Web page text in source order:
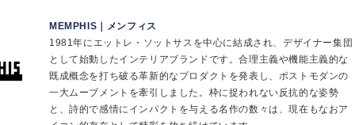
MEMPHIS｜メンフィス
1981年にエットレ・ソットサスを中心に結成され、デザイナー集団
として始動したインテリアブランドです。合理主義や機能主義的な
既成概念を打ち破る革新的なプロダクトを発表し、ポストモダンの
一大ムーブメントを牽引しました。枠に捉われない反抗的な姿勢
と、詩的で感情にインパクトを与える名作の数々は、現在もなおア